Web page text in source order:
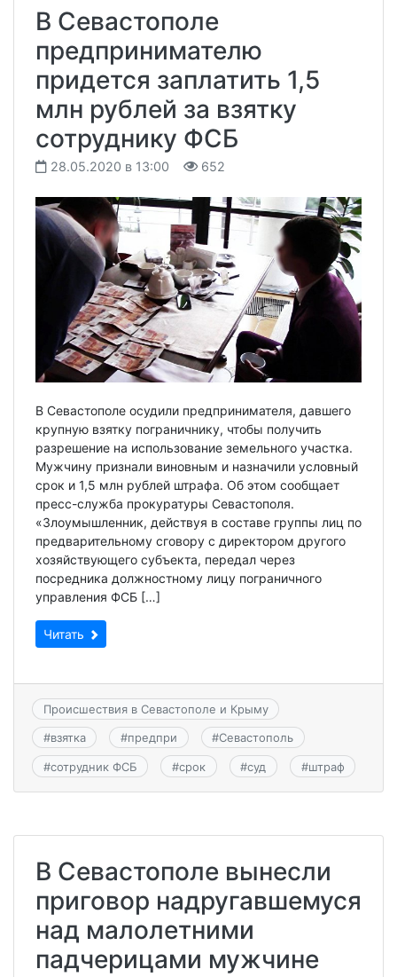
В Севастополе
предпринимателю
придется заплатить 1,5
млн рублей за взятку
сотруднику ФСБ
28.05.2020 в 13:00 652
В Севастополе осудили предпринимателя, давшего
крупную взятку пограничнику, чтобы получить
разрешение на использование земельного участка.
Мужчину признали виновным и назначили условный
срок и 1,5 млн рублей штрафа. Об этом сообщает
пресс-служба прокуратуры Севастополя.
«Злоумышленник, действуя в составе группы лиц по
предварительному сговору с директором другого
хозяйствующего субъекта, передал через
посредника должностному лицу пограничного
управления ФСБ […]
Читать
Происшествия в Севастополе и Крыму
#взятка #предпри #Севастополь
#сотрудник ФСБ #срок #суд #штраф
В Севастополе вынесли
приговор надругавшемуся
над малолетними
падчерицами мужчине